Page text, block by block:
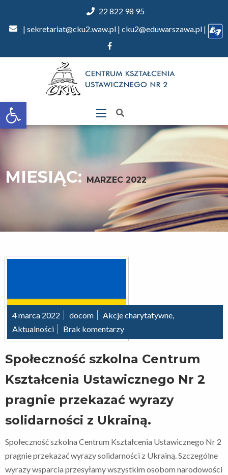
Otwórz
pasek
22 822 98 95
| sekretariat@cku2.waw.pl | cku2@eduwarszawa.pl |
MIESIĄC: MARZEC 2022
4 marca 2022 docom Akcje charytatywne,
Aktualności
Brak komentarzy
Społeczność szkolna Centrum
Kształcenia Ustawicznego Nr 2
pragnie przekazać wyrazy
solidarności z Ukrainą.
Społeczność szkolna Centrum Kształcenia Ustawicznego Nr 2
pragnie przekazać wyrazy solidarności z Ukrainą. Szczególne
wyrazy wsparcia przesyłamy wszystkim osobom narodowości